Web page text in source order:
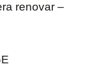
renovar –